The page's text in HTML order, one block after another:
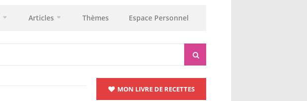
Articles Thèmes Espace Personnel
MON LIVRE DE RECETTES